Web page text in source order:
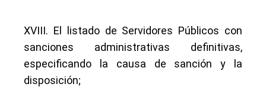
XVIII. El listado de Servidores Públicos con
sanciones administrativas definitivas,
especificando la causa de sanción y la
disposición;